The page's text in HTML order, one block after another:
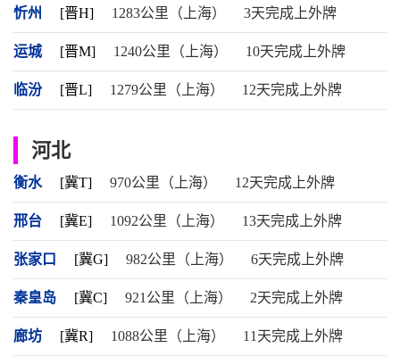
忻州 [晋H] 1283公里（上海） 3天完成上外牌
运城 [晋M] 1240公里（上海） 10天完成上外牌
临汾 [晋L] 1279公里（上海） 12天完成上外牌
河北
衡水 [冀T] 970公里（上海） 12天完成上外牌
邢台 [冀E] 1092公里（上海） 13天完成上外牌
张家口 [冀G] 982公里（上海） 6天完成上外牌
秦皇岛 [冀C] 921公里（上海） 2天完成上外牌
廊坊 [冀R] 1088公里（上海） 11天完成上外牌